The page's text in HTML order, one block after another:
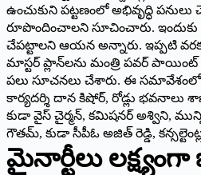
ఉంచుకుని పట్టణంలో అభివృద్ధి పనులు
రూపొందించాలని సూచించారు.
చేపట్టాలని ఆయన అన్నారు. ఇప్పటి
మాస్టర్‌ ‌ప్లాన్‌లను మంత్రి పవర్‌ ‌పాయింట్‌
పలు సూచనలు చేశారు. ఈ
కార్యదర్శి దాన కిషోర్‌, ‌రోడ్లు భవనాలు
కుడా వైస్‌ ‌చైర్మన్‌, ‌కమిషనర్‌ అశ్విని,
‌గౌతమ్‌, ‌కుడా సీపీఓ అజిత్‌ ‌రెడ్డి,
మైనార్టీలు